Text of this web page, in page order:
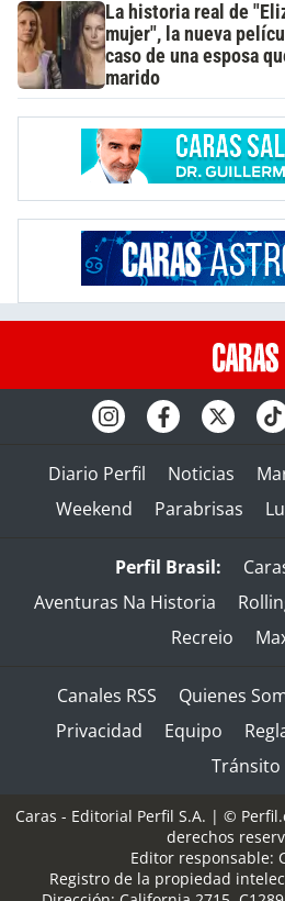
La historia real de
mujer", la nueva
caso de una esposa
marido
Diario Perfil Noticias
Weekend
Parabrisas
Perfil Brasil:
Aventuras Na Historia
Recreio
Canales RSS Quienes
Privacidad
Equipo
Tránsito
Caras - Editorial Perfil S.A. | ©
derechos
Editor responsable:
Registro de la propiedad